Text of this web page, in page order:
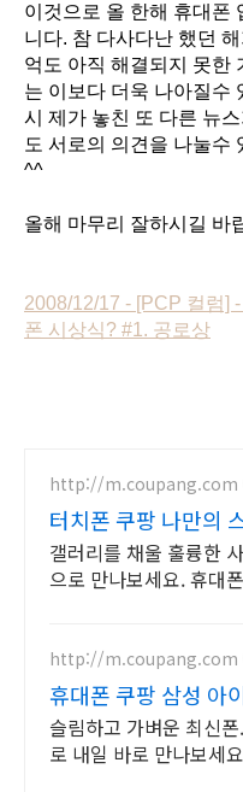
이것으로 올 한해 휴대폰
니다. 참 다사다난 했던
억도 아직 해결되지 못한
는 이보다 더욱 나아질수
시 제가 놓친 또 다른 뉴
도 서로의 의견을 나눌수
^^
올해 마무리 잘하시길 바
2008/12/17 - [PCP 컬럼]
폰 시상식? #1. 공로상
http://m.coupang.com
터치폰 쿠팡 나만의
갤러리를 채울 훌륭한
으로 만나보세요. 휴대
http://m.coupang.com
휴대폰 쿠팡 삼성 아
슬림하고 가벼운 최신
로 내일 바로 만나보세